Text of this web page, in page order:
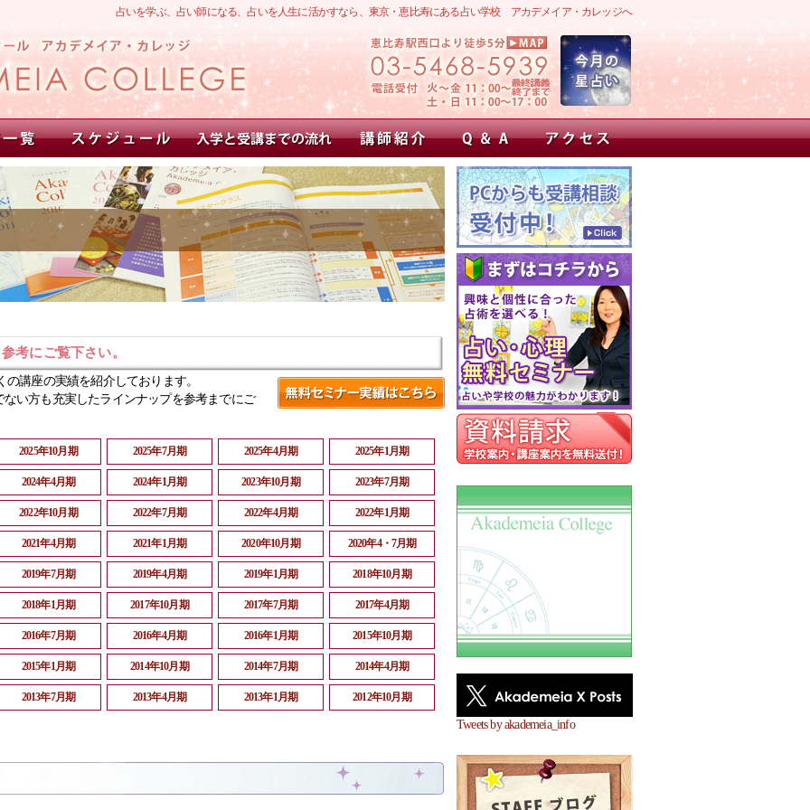
占いを学ぶ、占い師になる、占いを人生に活かすなら、東京・恵比寿にある占い学校 アカデメイア・カレッジへ
Tweets by akademeia_info
考にご覧下さい。
講座の実績を紹介しております。
い方も充実したラインナップを参考までにご
2025年10月期 2025年7月期 2025年4月期 2025年1月期
2024年4月期 2024年1月期 2023年10月期 2023年7月期
2022年10月期 2022年7月期 2022年4月期 2022年1月期
2021年4月期 2021年1月期 2020年10月期 2020年4・7月期
2019年7月期 2019年4月期 2019年1月期 2018年10月期
2018年1月期 2017年10月期 2017年7月期 2017年4月期
2016年7月期 2016年4月期 2016年1月期 2015年10月期
2015年1月期 2014年10月期 2014年7月期 2014年4月期
2013年7月期 2013年4月期 2013年1月期 2012年10月期